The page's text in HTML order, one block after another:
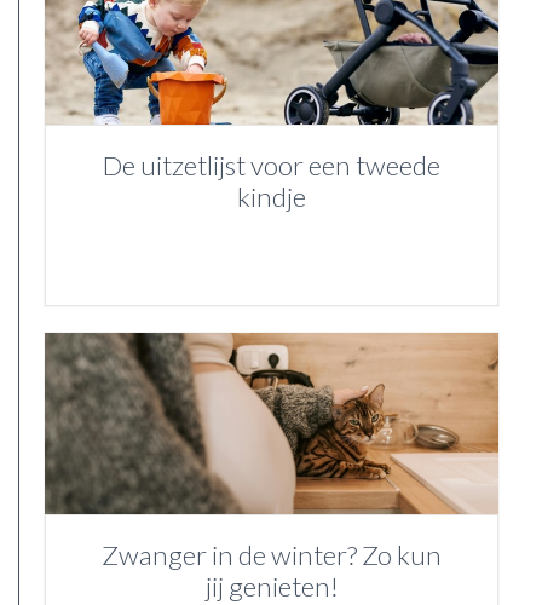
De uitzetlijst voor een tweede
kindje
Zwanger in de winter? Zo kun
jij genieten!